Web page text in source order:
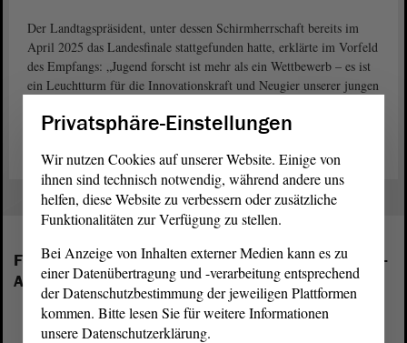
Der Landtagspräsident, unter dessen Schirmherrschaft bereits im
April 2025 das Landesfinale stattgefunden hatte, erklärte im Vorfeld
des Empfangs: „Jugend forscht ist mehr als ein Wettbewerb – es ist
ein Leuchtturm für die Innovationskraft und Neugier unserer jungen
Landes mit.“
Folgende Fraktionen sind im Landtag von Sachsen-
Anhalt vertreten:
Privatsphäre-Einstellungen
Wir nutzen Cookies auf unserer Website. Einige von
ihnen sind technisch notwendig, während andere uns
helfen, diese Website zu verbessern oder zusätzliche
Funktionalitäten zur Verfügung zu stellen.
Bei Anzeige von Inhalten externer Medien kann es zu
einer Datenübertragung und -verarbeitung entsprechend
der Datenschutzbestimmung der jeweiligen Plattformen
kommen. Bitte lesen Sie für weitere Informationen
unsere Datenschutzerklärung.